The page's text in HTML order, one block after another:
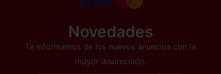
Novedades
Te informamos de los nuevos anuncios con la
mayor discrección.